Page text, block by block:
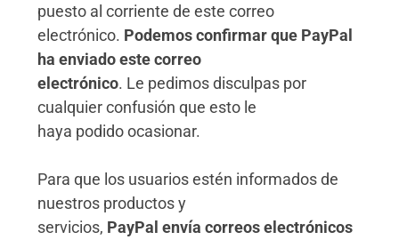
puesto al corriente de este correo
electrónico. Podemos confirmar que PayPal
ha enviado este correo
electrónico. Le pedimos disculpas por
cualquier confusión que esto le
haya podido ocasionar.
Para que los usuarios estén informados de
nuestros productos y
servicios, PayPal envía correos electrónicos